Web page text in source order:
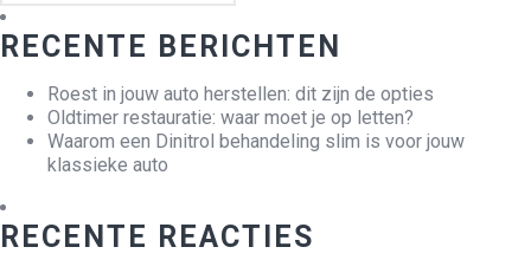
RECENTE BERICHTEN
Roest in jouw auto herstellen: dit zijn de opties
Oldtimer restauratie: waar moet je op letten?
Waarom een Dinitrol behandeling slim is voor jouw
klassieke auto
RECENTE REACTIES